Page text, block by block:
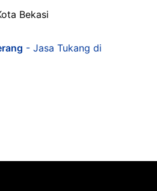
Bekasi
- Jasa Tukang di